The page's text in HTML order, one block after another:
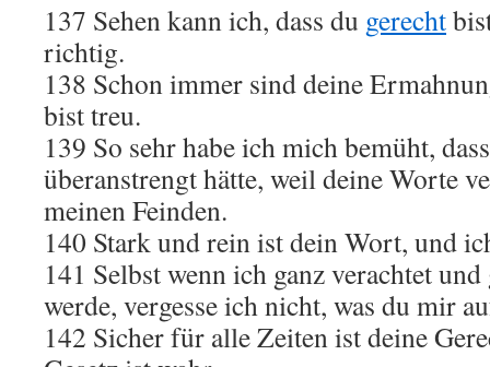
137 Sehen kann ich, dass du gerecht
richtig.
138 Schon immer sind deine
bist treu.
139 So sehr habe ich mich bemüht,
überanstrengt hätte, weil deine Worte
meinen Feinden.
140 Stark und rein ist dein Wort, und
141 Selbst wenn ich ganz verachtet
werde, vergesse ich nicht, was du mir
142 Sicher für alle Zeiten ist deine